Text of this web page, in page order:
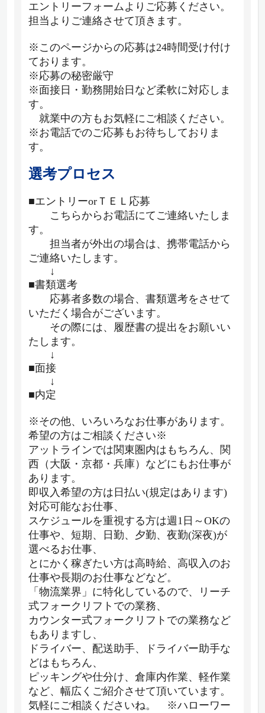
エントリーフォームよりご応募ください。
担当よりご連絡させて頂きます。
※このページからの応募は24時間受け付け
ております。
※応募の秘密厳守
※面接日・勤務開始日など柔軟に対応しま
す。
就業中の方もお気軽にご相談ください。
※お電話でのご応募もお待ちしておりま
す。
選考プロセス
■エントリーorＴＥＬ応募
こちらからお電話にてご連絡いたしま
す。
担当者が外出の場合は、携帯電話から
ご連絡いたします。
↓
■書類選考
応募者多数の場合、書類選考をさせて
いただく場合がございます。
その際には、履歴書の提出をお願いい
たします。
↓
■面接
↓
■内定
※その他、いろいろなお仕事があります。
希望の方はご相談ください※
アットラインでは関東圏内はもちろん、関
西（大阪・京都・兵庫）などにもお仕事が
あります。
即収入希望の方は日払い(規定はあります)
対応可能なお仕事、
スケジュールを重視する方は週1日～OKの
仕事や、短期、日勤、夕勤、夜勤(深夜)が
選べるお仕事、
とにかく稼ぎたい方は高時給、高収入のお
仕事や長期のお仕事などなど。
「物流業界」に特化しているので、リーチ
式フォークリフトでの業務、
カウンター式フォークリフトでの業務など
もありますし、
ドライバー、配送助手、ドライバー助手な
どはもちろん、
ピッキングや仕分け、倉庫内作業、軽作業
など、幅広くご紹介させて頂いています。
気軽にご相談くださいね。 ※ハローワー